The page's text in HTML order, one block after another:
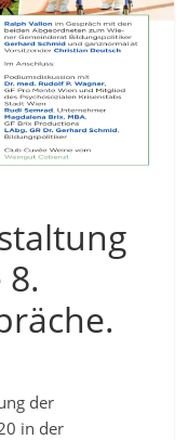
der
in der